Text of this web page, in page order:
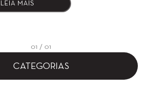
LEIA MAIS
01 / 01
CATEGORIAS